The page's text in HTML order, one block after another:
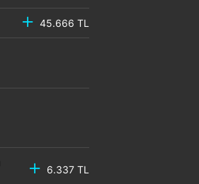
45.666 TL
6.337 TL